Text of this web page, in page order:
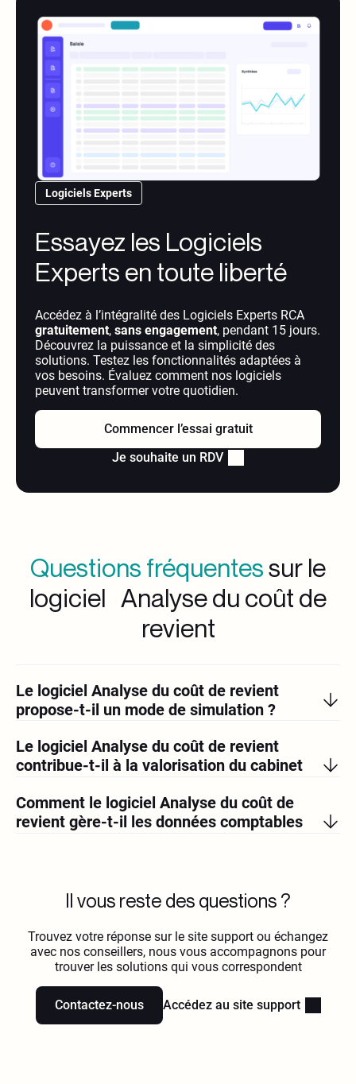
Logiciels Experts
Essayez les Logiciels
Experts en toute liberté
Accédez à l’intégralité des Logiciels Experts RCA
gratuitement, sans engagement, pendant 15 jours.
Découvrez la puissance et la simplicité des
solutions. Testez les fonctionnalités adaptées à
vos besoins. Évaluez comment nos logiciels
peuvent transformer votre quotidien.
Commencer l’essai gratuit
Je souhaite un RDV
Questions fréquentessur le
logiciel Analyse du coût de
revient
Le logiciel Analyse du coût de revient
propose-t-il un mode de simulation ?
Le logiciel Analyse du coût de revient
contribue-t-il à la valorisation du cabinet
Comment le logiciel Analyse du coût de
revient gère-t-il les données comptables
Il vous reste des questions ?
Trouvez votre réponse sur le site support ou échangez
avec nos conseillers, nous vous accompagnons pour
trouver les solutions qui vous correspondent
Contactez-nous Accédez au site support